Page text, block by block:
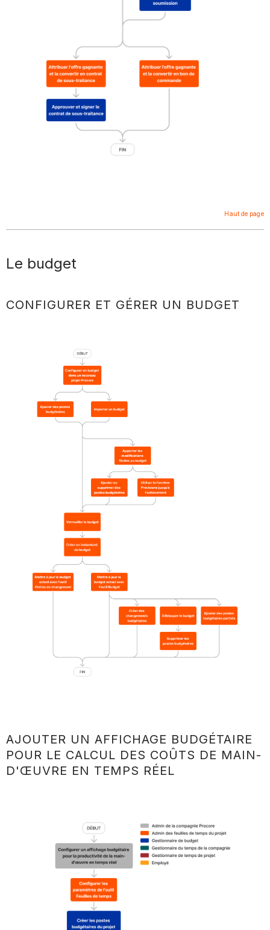
Haut de page
Le budget
CONFIGURER ET GÉRER UN BUDGET
AJOUTER UN AFFICHAGE BUDGÉTAIRE
POUR LE CALCUL DES COÛTS DE MAIN-
D'ŒUVRE EN TEMPS RÉEL